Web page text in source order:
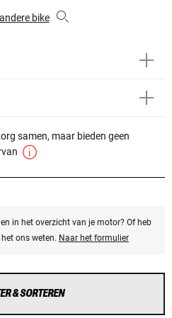
bike
samen, maar bieden geen
in het overzicht van je motor? Of heb
ons weten. Naar het formulier
& SORTEREN